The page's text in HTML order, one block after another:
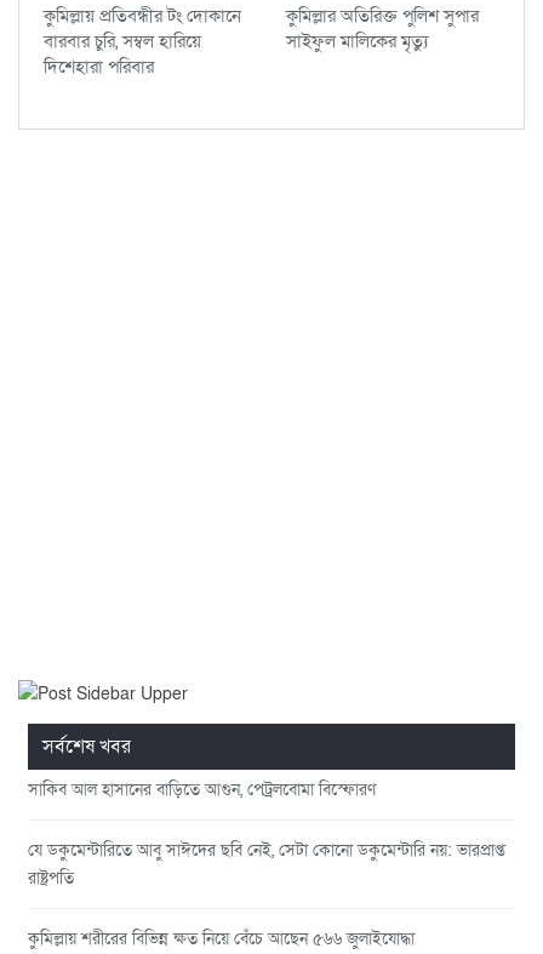
কুমিল্লায় প্রতিবন্ধীর টং দোকানে
বারবার চুরি, সম্বল হারিয়ে
দিশেহারা পরিবার
কুমিল্লার অতিরিক্ত পুলিশ সুপার
সাইফুল মালিকের মৃত্যু
সর্বশেষ খবর
সাকিব আল হাসানের বাড়িতে আগুন, পেট্রলবোমা বিস্ফোরণ
যে ডকুমেন্টারিতে আবু সাঈদের ছবি নেই, সেটা কোনো ডকুমেন্টারি নয়: ভারপ্রাপ্ত
রাষ্ট্রপতি
কুমিল্লায় শরীরের বিভিন্ন ক্ষত নিয়ে বেঁচে আছেন ৫৬৬ জুলাইযোদ্ধা